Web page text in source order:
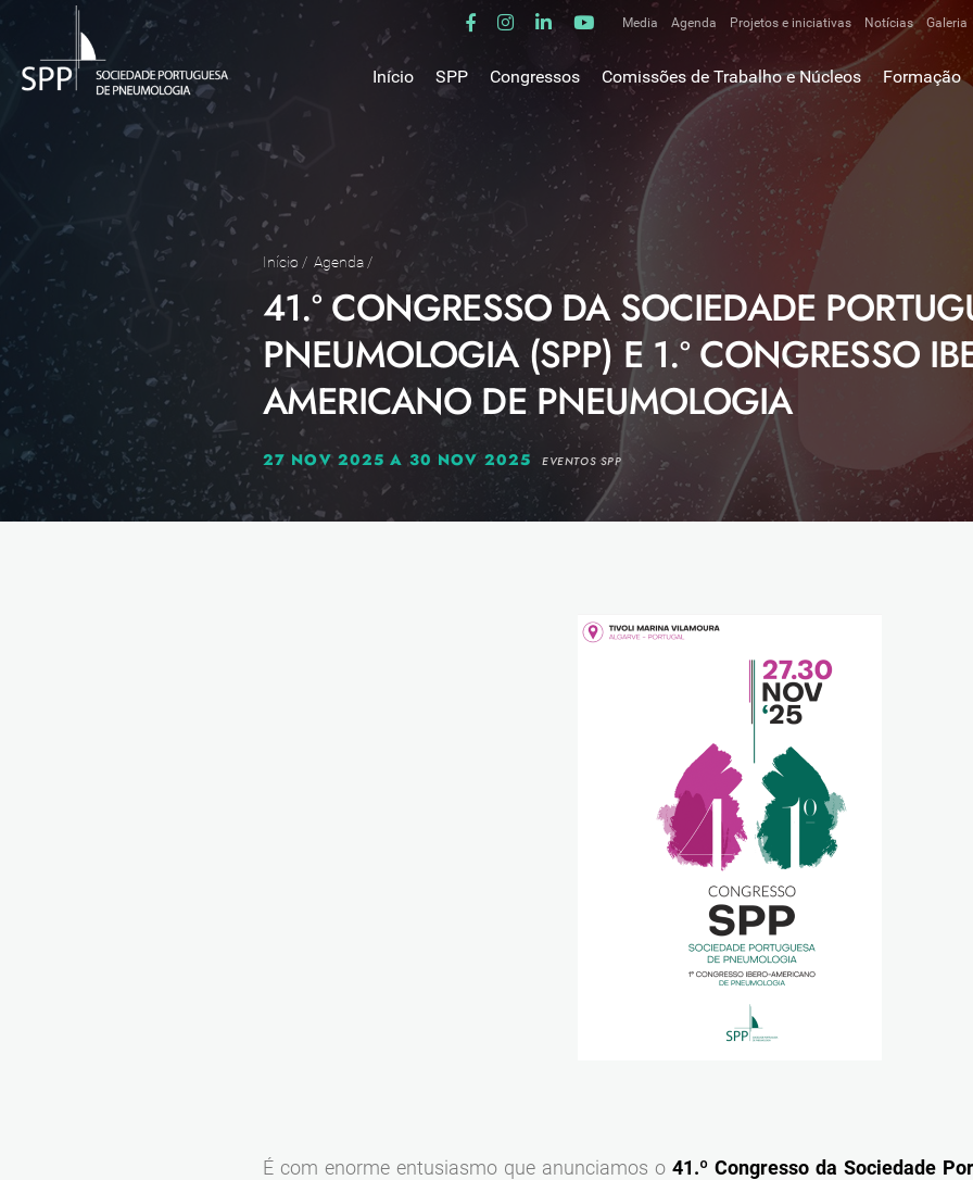
Media
Comunicados de imprensa
Clipping
Agenda Projetos e iniciativas Notícias Galeria
Início SPP
Mensagem do Presidente
Missão
Estrutura
Estatutos
Núcleo Museológico
Parceiros
Como tornar-se sócio
Medalhas de ouro SPP
Congressos Comissões de Trabalho e Núcleos
Comissões de trabalho
Alergologia Respiratória
Bronquiectasias
Cirurgia Torácica
Doente Crítico Respiratório
Doenças do Interstício Pulmonar
Doenças Ocupacionais e do Ambiente
Doenças Vasculares Pulmonares
Fisiopatologia Respiratória e DPOC
Infecciologia Respiratória
Patologia Respiratória do Sono
Pneumologia Oncológica
Reabilitação Respiratória
Tabagismo
Núcleos e Grupo de Estudos
Núcleo de Cardiopneumologistas
Núcleo de Enfermeiros
Núcleo de Fisioterapeutas Respiratórios
Núcleo Jovens Pneumologistas
Grupo de Estudos Défice de Alfa-1 Antitripsina
Núcleo de Estudo de Fibrose Quística
Formação
Início / Agenda /
41.º CONGRESSO DA SOCIEDADE
PNEUMOLOGIA (SPP) E 1.º CONGRESSO
AMERICANO DE PNEUMOLOGIA
27 NOV 2025 A 30 NOV 2025 EVENTOS SPP
É com enorme entusiasmo que anunciamos o 41.º Congresso da Sociedade